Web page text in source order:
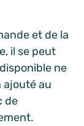
et de la
il se peut
ne
ajouté au
de